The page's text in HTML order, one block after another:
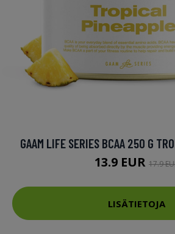
GAAM LIFE SERIES BCAA 250 G
13.9 EUR 17.9
LISÄTIETOJA